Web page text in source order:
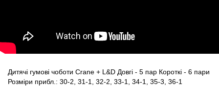
Дитячі гумові чоботи Crane + L&D Довгі - 5 пар Короткі - 6 пари
Розміри прибл.: 30-2, 31-1, 32-2, 33-1, 34-1, 35-3, 36-1